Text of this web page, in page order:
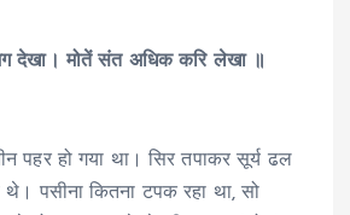
देखा। मोतें संत अधिक करि लेखा ॥
पहर हो गया था। सिर तपाकर सूर्य ढल
पसीना कितना टपक रहा था, सो